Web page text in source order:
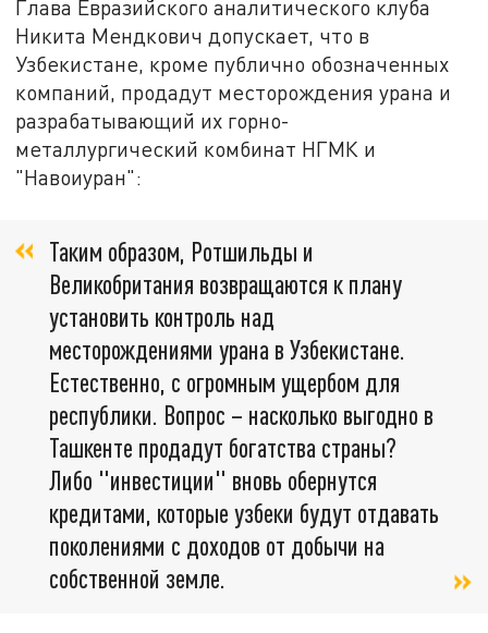
Глава Евразийского аналитического клуба
Никита Мендкович допускает, что в
Узбекистане, кроме публично обозначенных
компаний, продадут месторождения урана и
разрабатывающий их горно-
металлургический комбинат НГМК и
"Навоиуран":
Таким образом, Ротшильды и
Великобритания возвращаются к плану
установить контроль над
месторождениями урана в Узбекистане.
Естественно, с огромным ущербом для
республики. Вопрос – насколько выгодно в
Ташкенте продадут богатства страны?
Либо "инвестиции" вновь обернутся
кредитами, которые узбеки будут отдавать
поколениями с доходов от добычи на
собственной земле.